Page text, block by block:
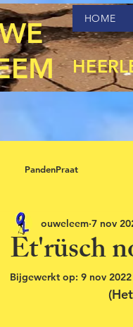
HOME
PandenPraat
Et'rüsch
ouweleem 7 nov
Bijgewerkt op: 9 nov 2022